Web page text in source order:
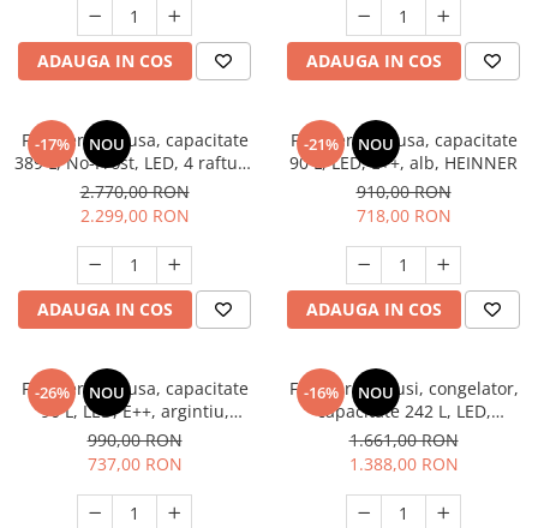
ADAUGA IN COS ADAUGA IN COS
-17% NOU
Frigider cu o usa, capacitate
389 L, No-Frost, LED, 4 rafturi,
E++, alb, HEINNER
2.770,00 RON
2.299,00 RON
ADAUGA IN COS
-21% NOU
Frigider cu o usa, capacitate
90 L, LED, E++, alb, HEINNER
910,00 RON
718,00 RON
ADAUGA IN COS
-26% NOU
Frigider cu o usa, capacitate
90 L, LED, E++, argintiu,
HEINNER
990,00 RON
737,00 RON
-16% NOU
Frigider cu 2 usi, congelator,
capacitate 242 L, LED,
argintiu, HEINNER
1.661,00 RON
1.388,00 RON